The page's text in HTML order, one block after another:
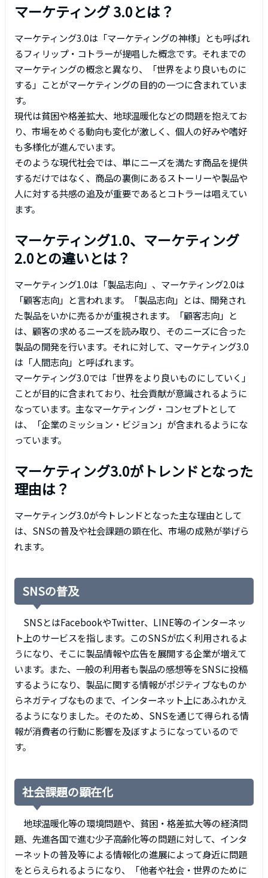
マーケティング 3.0とは？
マーケティング3.0は「マーケティングの神様」とも呼ばれ
るフィリップ・コトラーが提唱した概念です。それまでの
マーケティングの概念と異なり、「世界をより良いものに
する」ことがマーケティングの目的の一つに含まれていま
す。
現代は貧困や格差拡大、地球温暖化などの問題を抱えてお
り、市場をめぐる動向も変化が激しく、個人の好みや嗜好
も多様化が進んでいます。
そのような現代社会では、単にニーズを満たす商品を提供
するだけではなく、商品の裏側にあるストーリーや製品や
人に対する共感の追及が重要であるとコトラーは唱えてい
ます。
マーケティング1.0、マーケティング
2.0との違いとは？
マーケティング1.0は「製品志向」、マーケティング2.0は
「顧客志向」と言われます。「製品志向」とは、開発され
た製品をいかに売るかが重視されます。「顧客志向」と
は、顧客の求めるニーズを読み取り、そのニーズに合った
製品の開発を行います。それに対して、マーケティング3.0
は「人間志向」と呼ばれます。
マーケティング3.0では「世界をより良いものにしていく」
ことが目的に含まれており、社会貢献が意識されるように
なっています。主なマーケティング・コンセプトとして
は、「企業のミッション・ビジョン」が含まれるようにな
っています。
マーケティング3.0がトレンドとなった
理由は？
マーケティング3.0が今トレンドとなった主な理由として
は、SNSの普及や社会課題の顕在化、市場の成熟が挙げら
れます。
SNSの普及
SNSとはFacebookやTwitter、LINE等のインターネッ
ト上のサービスを指します。このSNSが広く利用されるよ
うになり、そこに製品情報や広告を展開する企業が増えて
います。また、一般の利用者も製品の感想等をSNSに投稿
するようになり、製品に関する情報がポジティブなものか
らネガティブなものまで、インターネット上にあふれかえ
るようになりました。そのため、SNSを通じて得られる情
報が消費者の行動に影響を及ぼすようになっているので
す。
社会課題の顕在化
地球温暖化等の環境問題や、貧困・格差拡大等の経済問
題、先進各国で進む少子高齢化等の問題に対して、インタ
ーネットの普及等による情報化の進展によって身近に問題
をとらえられるようになり、「他者や社会・世界のために